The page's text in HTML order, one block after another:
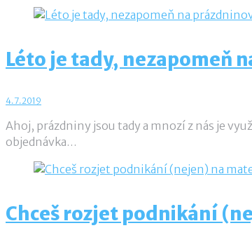
Léto je tady, nezapomeň
4.7.2019
Ahoj, prázdniny jsou tady a mnozí z nás je
objednávka…
Chceš rozjet podnikání